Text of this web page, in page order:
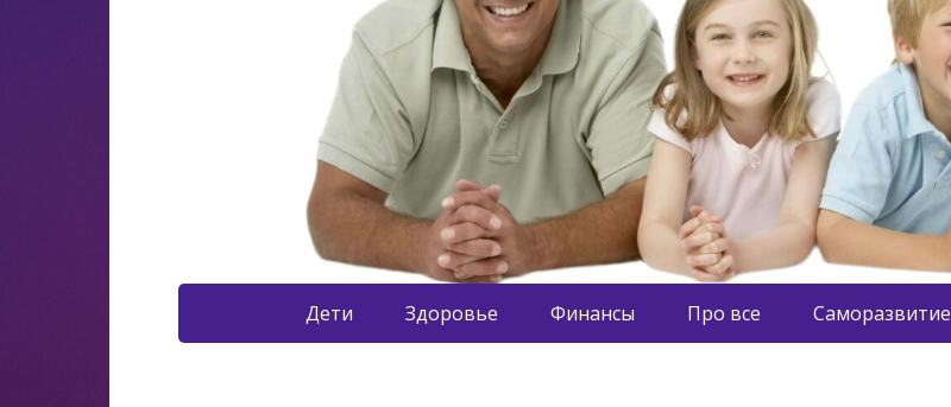
Дети Здоровье Финансы Про все Саморазвитие